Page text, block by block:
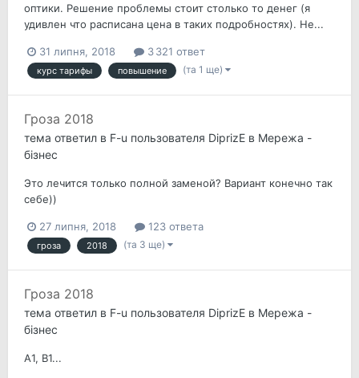
оптики. Решение проблемы стоит столько то денег (я
удивлен что расписана цена в таких подробностях). Не...
31 липня, 2018 3 321 ответ
курс тарифы повышение (та 1 ще)
Гроза 2018
тема ответил в F-u пользователя DiprizE в Мережа -
бізнес
Это лечится только полной заменой? Вариант конечно так
себе))
27 липня, 2018 123 ответа
гроза 2018 (та 3 ще)
Гроза 2018
тема ответил в F-u пользователя DiprizE в Мережа -
бізнес
А1, В1...